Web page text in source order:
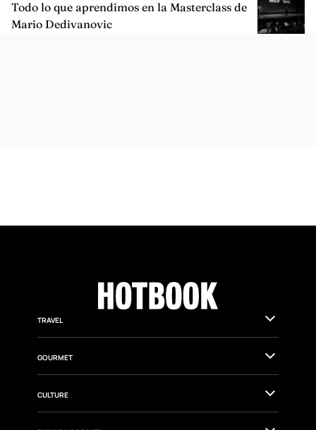
Todo lo que aprendimos en la Masterclass de
Mario Dedivanovic
TRAVEL
GOURMET
CULTURE